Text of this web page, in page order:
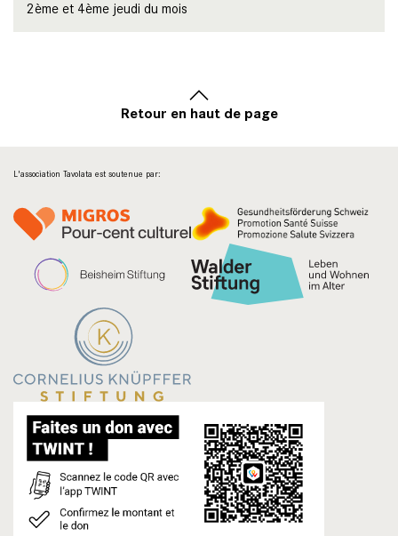
2ème et 4ème jeudi du mois
Retour en haut de page
L'association Tavolata est soutenue par: